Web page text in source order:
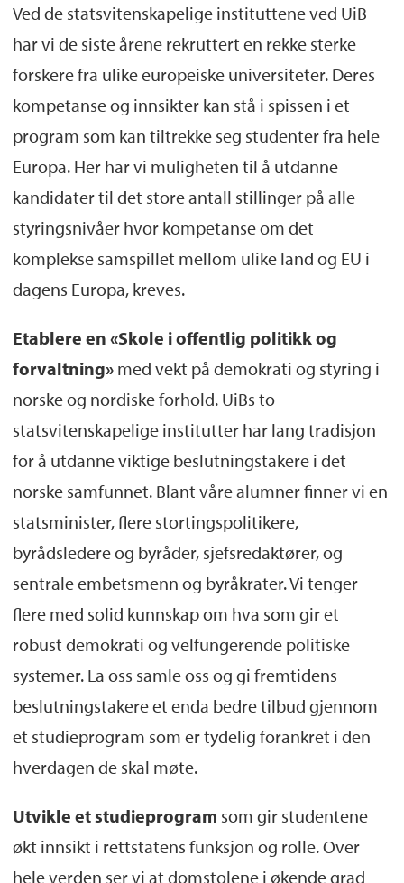
Ved de statsvitenskapelige instituttene ved UiB
har vi de siste årene rekruttert en rekke sterke
forskere fra ulike europeiske universiteter. Deres
kompetanse og innsikter kan stå i spissen i et
program som kan tiltrekke seg studenter fra hele
Europa. Her har vi muligheten til å utdanne
kandidater til det store antall stillinger på alle
styringsnivåer hvor kompetanse om det
komplekse samspillet mellom ulike land og EU i
dagens Europa, kreves.
Etablere en «Skole i offentlig politikk og
forvaltning»med vekt på demokrati og styring i
norske og nordiske forhold. UiBs to
statsvitenskapelige institutter har lang tradisjon
for å utdanne viktige beslutningstakere i det
norske samfunnet. Blant våre alumner finner vi en
statsminister, flere stortingspolitikere,
byrådsledere og byråder, sjefsredaktører, og
sentrale embetsmenn og byråkrater. Vi tenger
flere med solid kunnskap om hva som gir et
robust demokrati og velfungerende politiske
systemer. La oss samle oss og gi fremtidens
beslutningstakere et enda bedre tilbud gjennom
et studieprogram som er tydelig forankret i den
hverdagen de skal møte.
Utvikle et studieprogram som gir studentene
økt innsikt i rettstatens funksjon og rolle. Over
hele verden ser vi at domstolene i økende grad